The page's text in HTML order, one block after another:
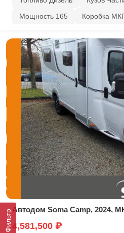
Фильтр
Мощность 165
Коробка
Автодом Soma Camp, 2024,
4,581,500 ₽